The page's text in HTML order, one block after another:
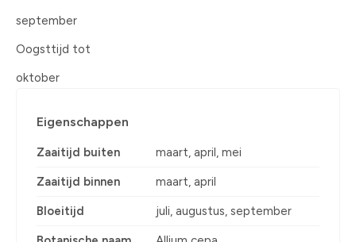
september
Oogsttijd tot
oktober
Eigenschappen
Zaaitijd buiten maart, april, mei
Zaaitijd binnen maart, april
Bloeitijd juli, augustus, september